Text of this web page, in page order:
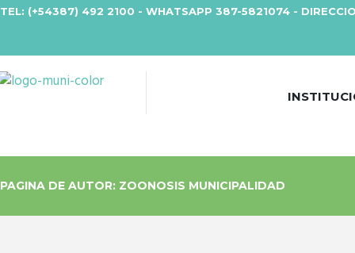
TEL: (+54387) 492 2100 - WHATSAPP 387-5821074 -
PAGINA DE AUTOR: ZOONOSIS MUNICIPALIDAD